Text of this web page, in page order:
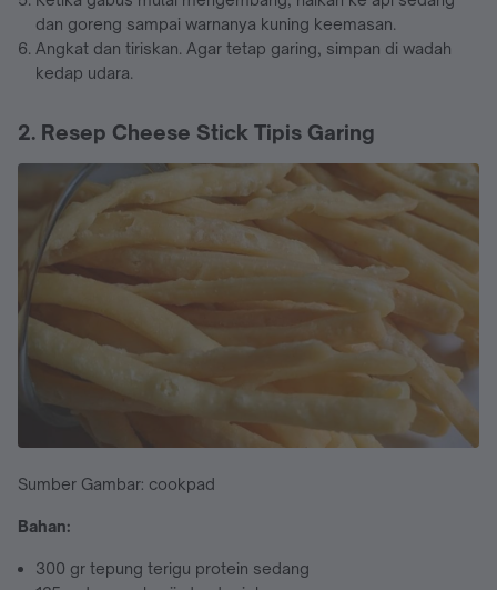
dan goreng sampai warnanya kuning keemasan.
Angkat dan tiriskan. Agar tetap garing, simpan di wadah
kedap udara.
2. Resep Cheese Stick Tipis Garing
Sumber Gambar: cookpad
Bahan:
300 gr tepung terigu protein sedang